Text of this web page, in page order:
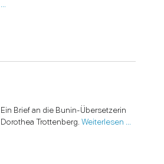
…
Ein Brief an die Bunin-Übersetzerin
Dorothea Trottenberg. Weiterlesen …